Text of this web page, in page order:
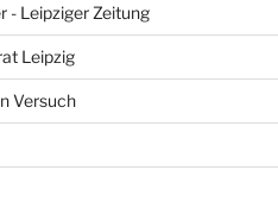
- Leipziger Zeitung
Leipzig
Versuch